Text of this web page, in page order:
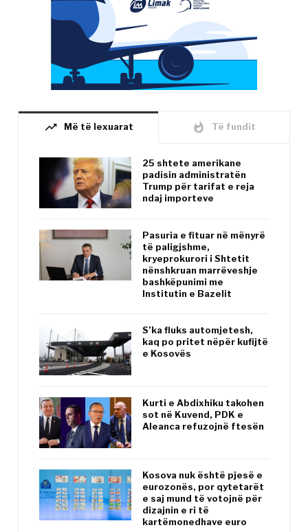
trending_up Më të lexuarat whatshot Të fundit
25 shtete amerikane
padisin administratën
Trump për tarifat e reja
ndaj importeve
Pasuria e fituar në mënyrë
të paligjshme,
kryeprokurori i Shtetit
nënshkruan marrëveshje
bashkëpunimi me
Institutin e Bazelit
S’ka fluks automjetesh,
kaq po pritet nëpër kufijtë
e Kosovës
Kurti e Abdixhiku takohen
sot në Kuvend, PDK e
Aleanca refuzojnë ftesën
Kosova nuk është pjesë e
eurozonës, por qytetarët
e saj mund të votojnë për
dizajnin e ri të
kartëmonedhave euro